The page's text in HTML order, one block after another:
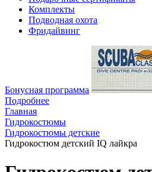
Комплекты
Подводная охота
Фридайвинг
Бонусная программа
Подробнее
Главная
Гидрокостюмы
Гидрокостюмы детские
Гидрокостюм детский IQ лайкра